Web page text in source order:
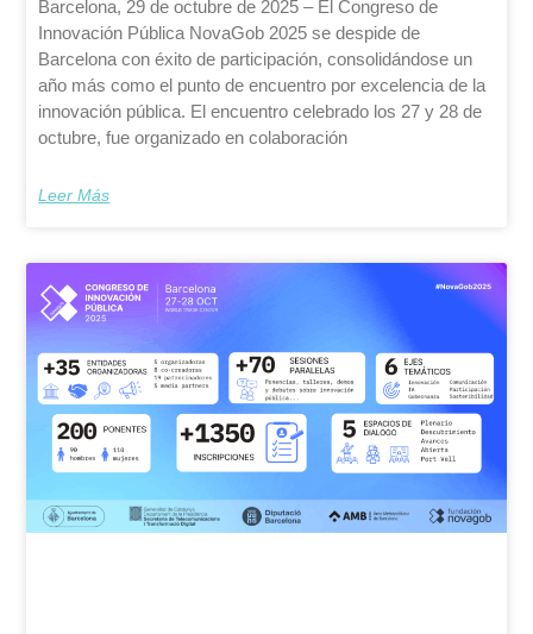
Barcelona, 29 de octubre de 2025 – El Congreso de
Innovación Pública NovaGob 2025 se despide de
Barcelona con éxito de participación, consolidándose un
año más como el punto de encuentro por excelencia de la
innovación pública. El encuentro celebrado los 27 y 28 de
octubre, fue organizado en colaboración
Leer Más